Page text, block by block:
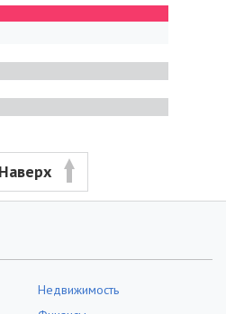
Наверх
Недвижимость